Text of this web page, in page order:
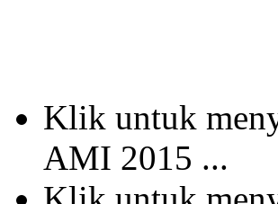
Klik untuk
AMI 2015 ...